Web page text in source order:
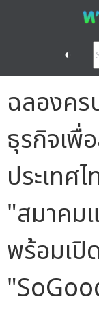
◐
ฉลองค
ธุรกิจเพื่
ประเทศ
"สมาคม
พร้อมเปิ